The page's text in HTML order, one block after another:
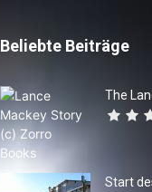
Beliebte Beiträge
The
Start